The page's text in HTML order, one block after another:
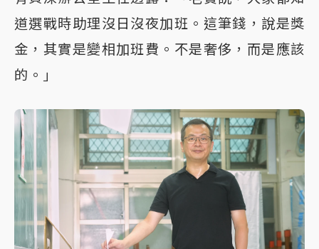
道選戰時助理沒日沒夜加班。這筆錢，說是獎
金，其實是變相加班費。不是奢侈，而是應該
的。」